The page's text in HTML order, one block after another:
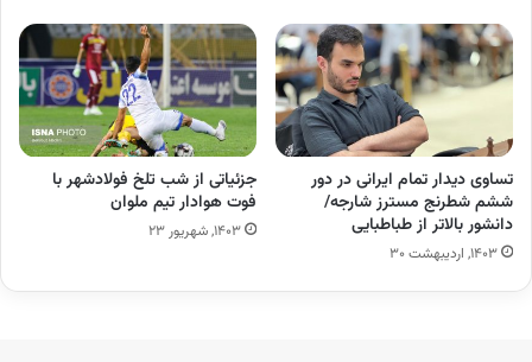
تساوی دیدار تمام ایرانی در دور
ششم شطرنج مسترز شارجه/
دانشور بالاتر از طباطبایی
۱۴۰۳, اردیبهشت ۳۰
جزئیاتی از شب تلخ فولادشهر با
فوت هوادار تیم ملوان
۱۴۰۳, شهریور ۲۳